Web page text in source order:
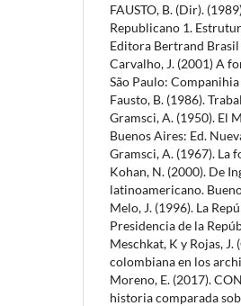
FAUSTO, B. (Dir).
Republicano 1.
Editora Bertrand Brasil
Carvalho, J. (2001) A
São Paulo:
Fausto, B. (1986).
Gramsci, A. (1950). El
Buenos Aires: Ed.
Gramsci, A. (1967). La
Kohan, N. (2000). De
latinoamericano.
Melo, J. (1996). La
Presidencia de la
Meschkat, K y Rojas,
colombiana en los
Moreno, E. (2017).
historia comparada